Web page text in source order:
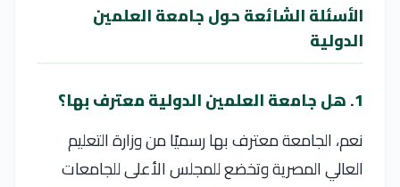
الأسئلة الشائعة حول جامعة العلمين
الدولية
1. هل جامعة العلمين الدولية معترف بها؟
نعم، الجامعة معترف بها رسميًا من وزارة التعليم
العالي المصرية وتخضع للمجلس الأعلى للجامعات